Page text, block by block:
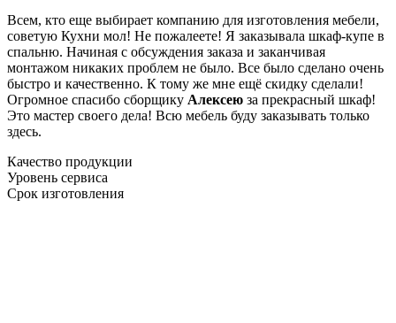
Всем, кто еще выбирает компанию для изготовления мебели,
советую Кухни мол! Не пожалеете! Я заказывала шкаф-купе в
спальню. Начиная с обсуждения заказа и заканчивая
монтажом никаких проблем не было. Все было сделано очень
быстро и качественно. К тому же мне ещё скидку сделали!
Огромное спасибо сборщику Алексею за прекрасный шкаф!
Это мастер своего дела! Всю мебель буду заказывать только
здесь.
Качество продукции
Уровень сервиса
Срок изготовления